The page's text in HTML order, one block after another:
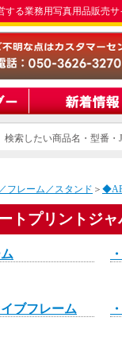
する業務用写真用品販売
検索したい商品名・型番
フレーム／スタンド ＞
トプリントジャ
ブフレーム